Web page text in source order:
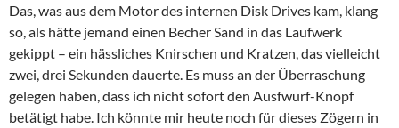
Das, was aus dem Motor des internen Disk Drives kam, klang
so, als hätte jemand einen Becher Sand in das Laufwerk
gekippt – ein hässliches Knirschen und Kratzen, das vielleicht
zwei, drei Sekunden dauerte. Es muss an der Überraschung
gelegen haben, dass ich nicht sofort den Ausfwurf-Knopf
betätigt habe. Ich könnte mir heute noch für dieses Zögern in